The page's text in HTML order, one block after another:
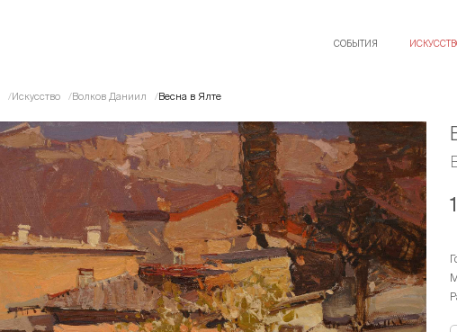
СОБЫТИЯ
Искусство Волков Даниил Весна в Ялте